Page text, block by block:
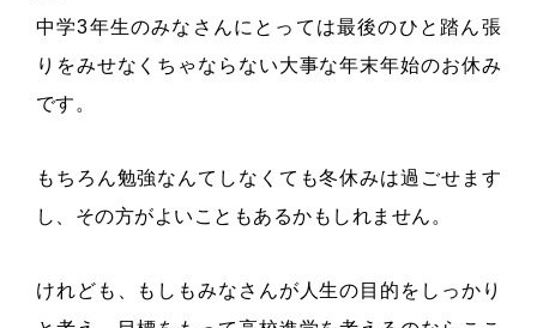
中学3年生のみなさんにとっては最後のひと踏ん張
りをみせなくちゃならない大事な年末年始のお休み
です。
もちろん勉強なんてしなくても冬休みは過ごせます
し、その方がよいこともあるかもしれません。
けれども、もしもみなさんが人生の目的をしっかり